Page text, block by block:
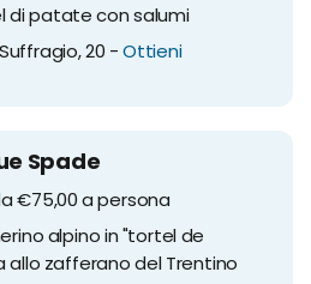
di patate con salumi
20 -Ottieni
Spade
€75,00 a persona
alpino in "tortel de
allo zafferano del Trentino